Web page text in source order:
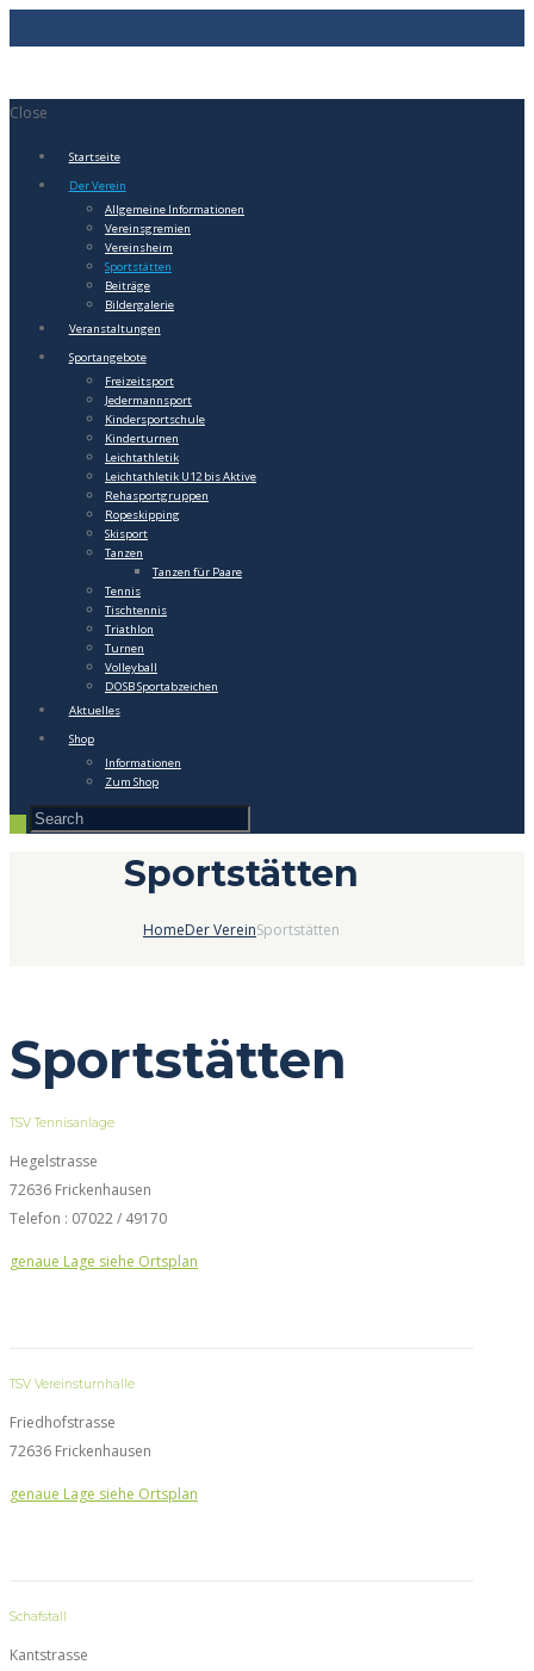
Close
Startseite
Der Verein
Allgemeine Informationen
Vereinsgremien
Vereinsheim
Sportstätten
Beiträge
Bildergalerie
Veranstaltungen
Sportangebote
Freizeitsport
Jedermannsport
Kindersportschule
Kinderturnen
Leichtathletik
Leichtathletik U12 bis Aktive
Rehasportgruppen
Ropeskipping
Skisport
Tanzen
Tanzen für Paare
Tennis
Tischtennis
Triathlon
Turnen
Volleyball
DOSB Sportabzeichen
Aktuelles
Shop
Informationen
Zum Shop
Sportstätten
HomeDer VereinSportstätten
Sportstätten
TSV Tennisanlage
Hegelstrasse
72636 Frickenhausen
Telefon : 07022 / 49170
genaue Lage siehe Ortsplan
TSV Vereinsturnhalle
Friedhofstrasse
72636 Frickenhausen
genaue Lage siehe Ortsplan
Schafstall
Kantstrasse